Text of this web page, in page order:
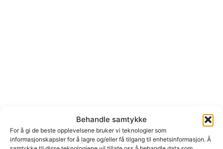
Behandle samtykke
For å gi de beste opplevelsene bruker vi teknologier som
informasjonskapsler for å lagre og/eller få tilgang til enhetsinformasjon. Å